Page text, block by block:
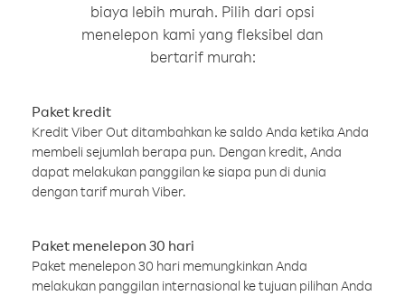
biaya lebih murah. Pilih dari opsi
menelepon kami yang fleksibel dan
bertarif murah:
Paket kredit
Kredit Viber Out ditambahkan ke saldo Anda ketika Anda
membeli sejumlah berapa pun. Dengan kredit, Anda
dapat melakukan panggilan ke siapa pun di dunia
dengan tarif murah Viber.
Paket menelepon 30 hari
Paket menelepon 30 hari memungkinkan Anda
melakukan panggilan internasional ke tujuan pilihan Anda